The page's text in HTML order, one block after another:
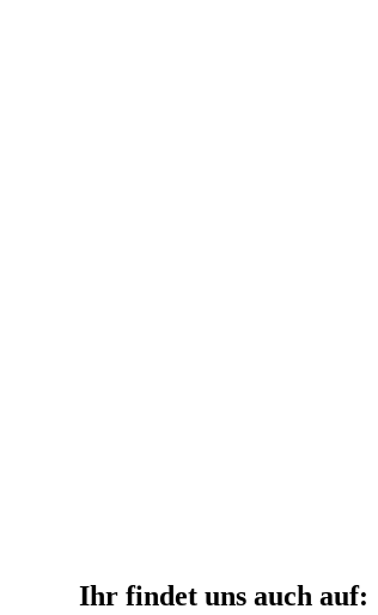
Ihr findet uns auch auf: